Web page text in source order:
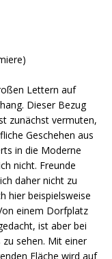
Lettern auf
Dieser Bezug
zunächst vermuten,
Geschehen aus
in die Moderne
nicht. Freunde
daher nicht zu
hier beispielsweise
einem Dorfplatz
ist aber bei
sehen. Mit einer
Fläche wird auf